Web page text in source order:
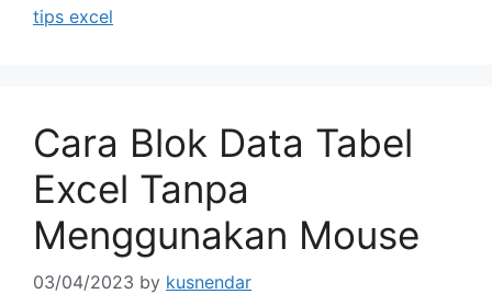
tips excel
Cara Blok Data Tabel
Excel Tanpa
Menggunakan Mouse
03/04/2023 by kusnendar